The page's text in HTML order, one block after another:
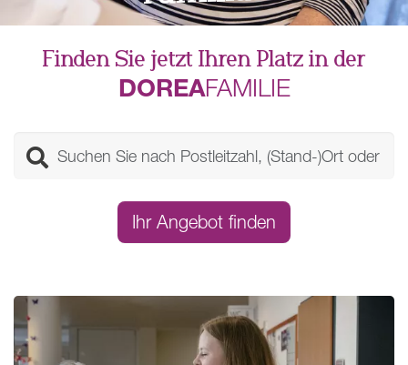
Finden Sie jetzt Ihren Platz in der
DOREAFAMILIE
Ihr Angebot finden